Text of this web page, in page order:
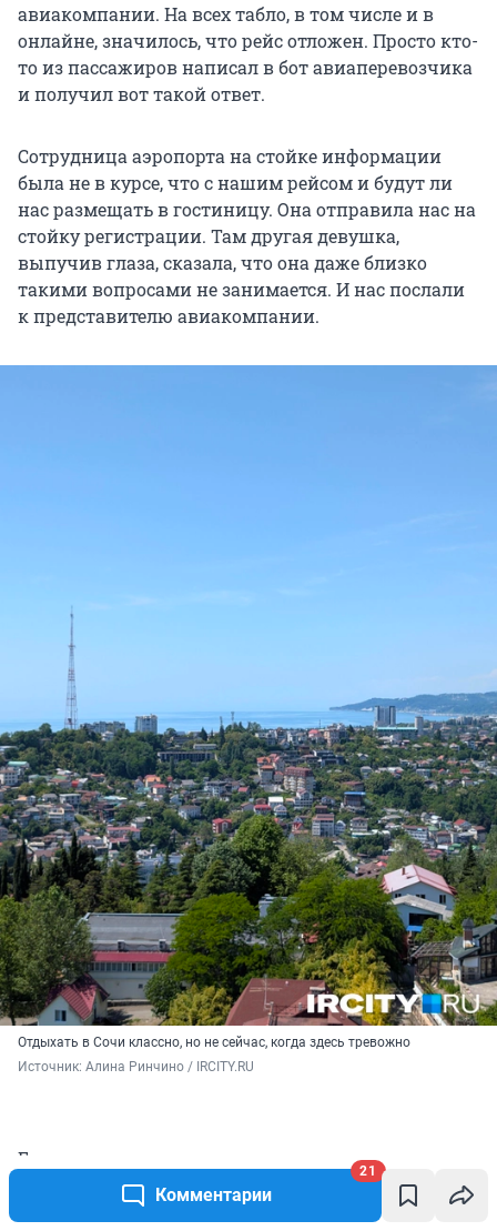
Комментарии
21
авиакомпании. На всех табло, в том числе и в
онлайне, значилось, что рейс отложен. Просто кто-
то из пассажиров написал в бот авиаперевозчика
и получил вот такой ответ.
Сотрудница аэропорта на стойке информации
была не в курсе, что с нашим рейсом и будут ли
нас размещать в гостиницу. Она отправила нас на
стойку регистрации. Там другая девушка,
выпучив глаза, сказала, что она даже близко
такими вопросами не занимается. И нас послали
к представителю авиакомпании.
Отдыхать в Сочи классно, но не сейчас, когда здесь тревожно
Источник: Алина Ринчино / IRCITY.RU
Его каморка находилась где-то на задворках
аэропорта в тесном и невероятно душном
коридоре. Мы пробирались к ней через толпы